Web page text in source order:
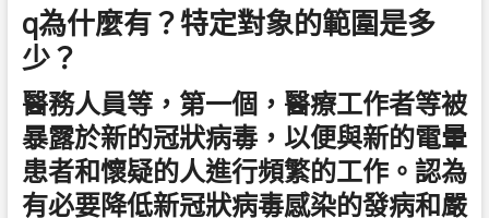
q為什麼有？特定對象的範圍是多
少？
醫務人員等，第一個，醫療工作者等被
暴露於新的冠狀病毒，以便與新的電暈
患者和懷疑的人進行頻繁的工作。認為
有必要降低新冠狀病毒感染的發病和嚴